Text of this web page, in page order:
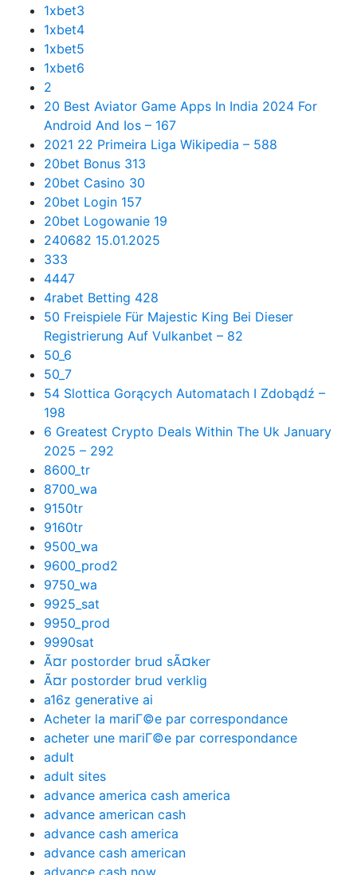
1xbet3
1xbet4
1xbet5
1xbet6
2
20 Best Aviator Game Apps In India 2024 For
Android And Ios – 167
2021 22 Primeira Liga Wikipedia – 588
20bet Bonus 313
20bet Casino 30
20bet Login 157
20bet Logowanie 19
240682 15.01.2025
333
4447
4rabet Betting 428
50 Freispiele Für Majestic King Bei Dieser
Registrierung Auf Vulkanbet – 82
50_6
50_7
54 Slottica Gorących Automatach I Zdobądź –
198
6 Greatest Crypto Deals Within The Uk January
2025 – 292
8600_tr
8700_wa
9150tr
9160tr
9500_wa
9600_prod2
9750_wa
9925_sat
9950_prod
9990sat
Ã¤r postorder brud sÃ¤ker
Ã¤r postorder brud verklig
a16z generative ai
Acheter la mariГ©e par correspondance
acheter une mariГ©e par correspondance
adult
adult sites
advance america cash america
advance american cash
advance cash america
advance cash american
advance cash now